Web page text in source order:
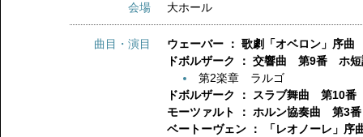
会場
大ホール
曲目・演目
ウェーバー ： 歌劇「オベロン」序曲
ドボルザーク ： 交響曲 第9番 ホ短
第2楽章 ラルゴ
ドボルザーク ： スラブ舞曲 第10
モーツァルト ： ホルン協奏曲 第3
ベートーヴェン ： 「レオノーレ」